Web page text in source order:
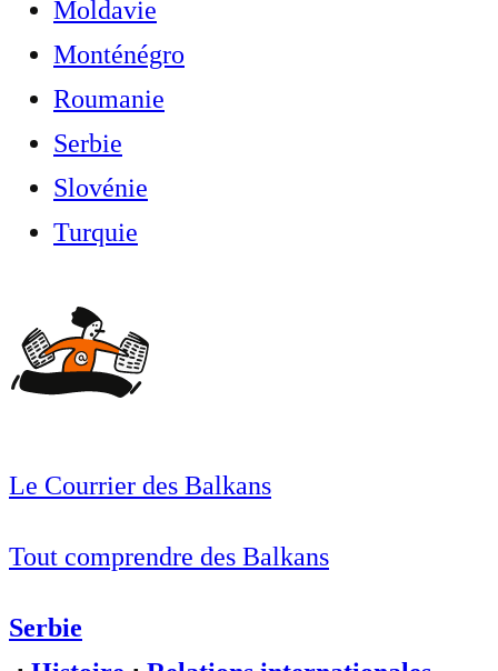
Moldavie
Monténégro
Roumanie
Serbie
Slovénie
Turquie
Le Courrier des Balkans
Tout comprendre des Balkans
Serbie